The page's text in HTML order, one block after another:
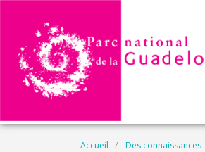
Fil d'Ariane
Accueil Des connaissances